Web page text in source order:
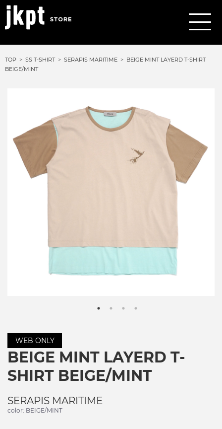
TOP SS T-SHIRT SERAPIS MARITIME
BEIGE MINT LAYERD T-SHIRT
BEIGE/MINT
WEB ONLY
BEIGE MINT LAYERD T-
SHIRT BEIGE/MINT
SERAPIS MARITIME
color: BEIGE/MINT